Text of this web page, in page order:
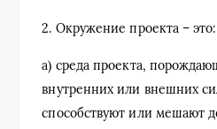
2. Окружение проекта – это:
а) среда проекта,
внутренних или внешних
способствуют или мешают